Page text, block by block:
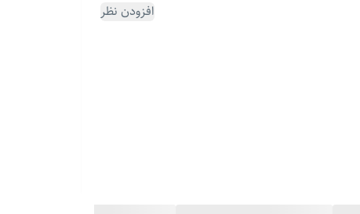
افزودن نظر